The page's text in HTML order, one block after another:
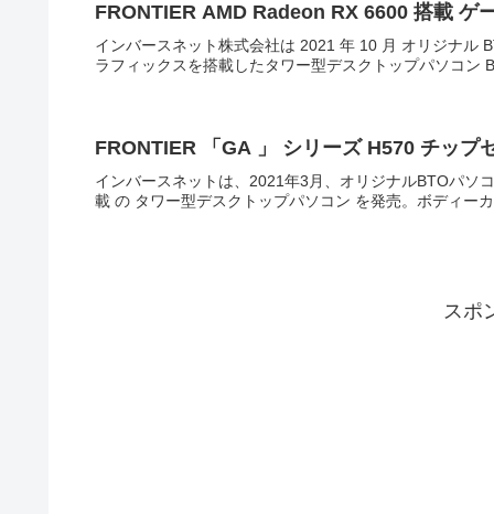
FRONTIER AMD Radeon RX 6600 搭載 ゲ
インバースネット株式会社は 2021 年 10 月 オリジナル
ラフィックスを搭載したタワー型デスクトップパソコン
FRONTIER 「GA 」 シリーズ H570 チップ
インバースネットは、2021年3月、オリジナルBTOパソ
載 の タワー型デスクトップパソコン を発売。ボディー
スポ